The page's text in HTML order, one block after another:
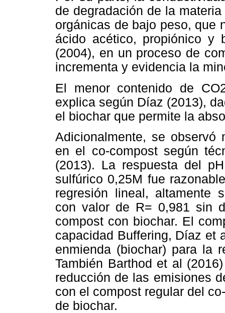
de degradación de la
orgánicas de bajo peso, que
ácido acético, propiónico y
(2004), en un proceso de
incrementa y evidencia la
El menor contenido de
explica según Díaz (2013),
el biochar que permite la
Adicionalmente, se observó
en el co-compost según
(2013). La respuesta del
sulfúrico 0,25M fue
regresión lineal, altamente
con valor de R= 0,981 sin
compost con biochar. El
capacidad Buffering, Díaz et
enmienda (biochar) para la
También Barthod et al
reducción de las emisiones
con el compost regular del
de biochar.